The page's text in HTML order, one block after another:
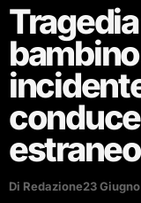
Di Redazione23